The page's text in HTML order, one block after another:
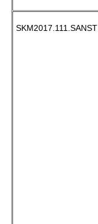
SKM2017.111.SANST